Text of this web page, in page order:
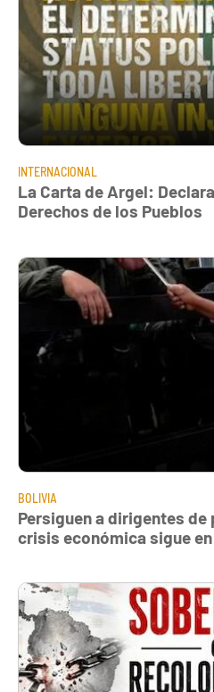
INTERNACIONAL
La Carta de Argel:
Derechos de los Pueblos
BOLIVIA
Persiguen a dirigentes
crisis económica sigue